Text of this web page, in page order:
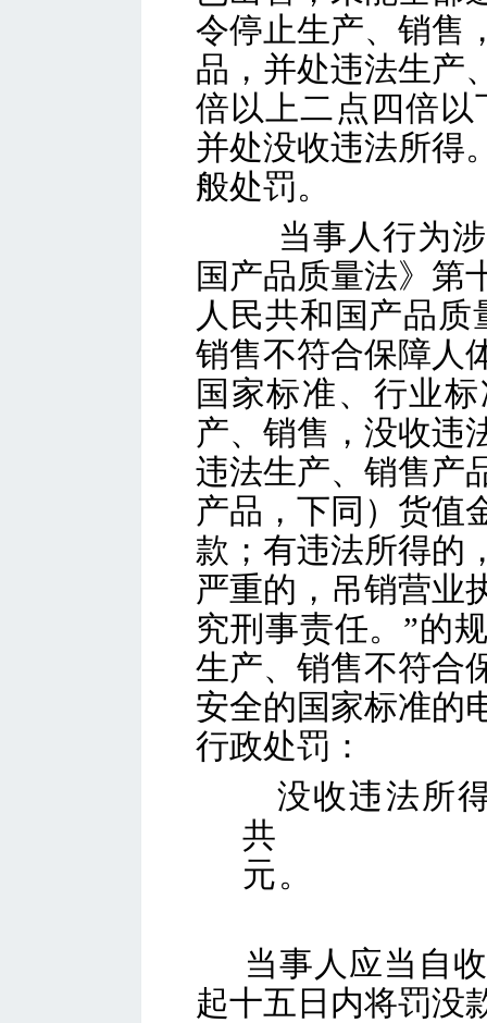
令停止生产、销售
品，并处违法生产
倍以上二点四倍
并处没收违法所得
般处
当事人行为
国产品质量法》第
人民共和国产品
销售不符合保障人
国家标准、行业
产、销售，没收违
违法生产、销售产
产品，下同）货值
款；有违法所得的
严重的，吊销营业
究刑事责任。”的
生产、销售不符合
安全的国家标准的
行政处罚：
没收违法所
共
元。
当事人应当自
起十五日内将罚没